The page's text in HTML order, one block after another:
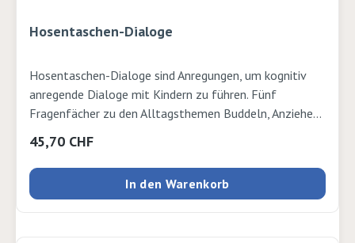
Hosentaschen-Dialoge
Hosentaschen-Dialoge sind Anregungen, um kognitiv
anregende Dialoge mit Kindern zu führen. Fünf
Fragenfächer zu den Alltagsthemen Buddeln, Anziehen,
Erklärendes Beiheft mit Beispielen und Übungen ISBN:
7900327000000
Regulärer Preis:
45,70 CHF
In den Warenkorb